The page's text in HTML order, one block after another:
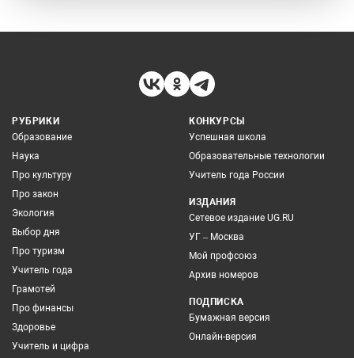
РУБРИКИ
Образование
Наука
Про культуру
Про закон
Экология
Выбор дня
Про туризм
Учитель года
Грамотей
Про финансы
Здоровье
Учитель и цифра
КОНКУРСЫ
Успешная школа
Образовательные технологии
Учитель года России
ИЗДАНИЯ
Сетевое издание UG.RU
УГ – Москва
Мой профсоюз
Архив номеров
ПОДПИСКА
Бумажная версия
Онлайн-версия